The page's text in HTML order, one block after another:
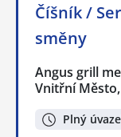
Číšník /
směny
Angus grill
Vnitřní
Plný